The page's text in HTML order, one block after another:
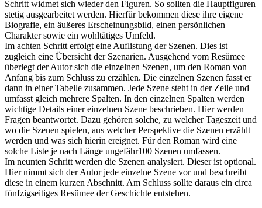
Schritt widmet sich wieder den Figuren. So sollten die Hauptfiguren
stetig ausgearbeitet werden. Hierfür bekommen diese ihre eigene
Biografie, ein äußeres Erscheinungsbild, einen persönlichen
Charakter sowie ein wohltätiges Umfeld.
Im achten Schritt erfolgt eine Auflistung der Szenen. Dies ist
zugleich eine Übersicht der Szenarien. Ausgehend vom Resümee
überlegt der Autor sich die einzelnen Szenen, um den Roman von
Anfang bis zum Schluss zu erzählen. Die einzelnen Szenen fasst er
dann in einer Tabelle zusammen. Jede Szene steht in der Zeile und
umfasst gleich mehrere Spalten. In den einzelnen Spalten werden
wichtige Details einer einzelnen Szene beschrieben. Hier werden
Fragen beantwortet. Dazu gehören solche, zu welcher Tageszeit und
wo die Szenen spielen, aus welcher Perspektive die Szenen erzählt
werden und was sich hierin ereignet. Für den Roman wird eine
solche Liste je nach Länge ungefähr100 Szenen umfassen.
Im neunten Schritt werden die Szenen analysiert. Dieser ist optional.
Hier nimmt sich der Autor jede einzelne Szene vor und beschreibt
diese in einem kurzen Abschnitt. Am Schluss sollte daraus ein circa
fünfzigseitiges Resümee der Geschichte entstehen.